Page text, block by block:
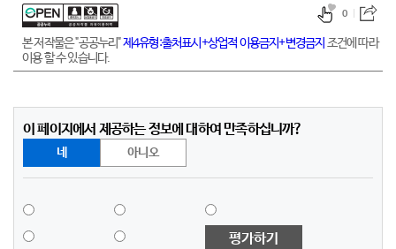
본 저작물은 "공공누리"제4유형:출처표시+상업적 이용금지+변경금지 조건에 따라
이용 할 수 있습니다.
0
이 페이지에서 제공하는 정보에 대하여 만족하십니까?
네 아니오
평가하기